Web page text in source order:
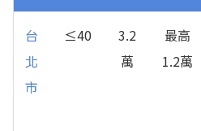
台
北
市
≤40
3.2
萬
最高
1.2萬